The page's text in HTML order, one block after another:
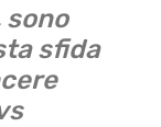
sono
sfida